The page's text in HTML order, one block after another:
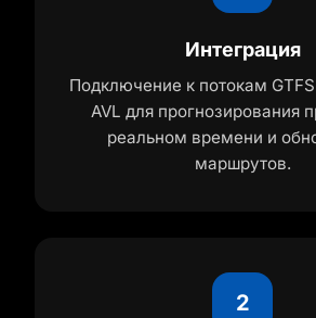
Интеграция
Подключение к потокам
AVL для прогнозирования
реальном времени и
маршрутов.
2